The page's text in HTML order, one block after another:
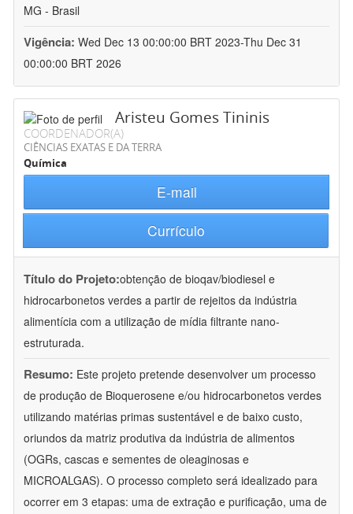
MG - Brasil
Vigência: Wed Dec 13 00:00:00 BRT 2023-Thu Dec 31
00:00:00 BRT 2026
Aristeu Gomes Tininis
COORDENADOR(A)
CIÊNCIAS EXATAS E DA TERRA
Química
E-mail
Currículo
Título do Projeto:obtenção de bioqav/biodiesel e
hidrocarbonetos verdes a partir de rejeitos da indústria
alimentícia com a utilização de mídia filtrante nano-
estruturada.
Resumo: Este projeto pretende desenvolver um processo
de produção de Bioquerosene e/ou hidrocarbonetos verdes
utilizando matérias primas sustentável e de baixo custo,
oriundos da matriz produtiva da indústria de alimentos
(OGRs, cascas e sementes de oleaginosas e
MICROALGAS). O processo completo será idealizado para
ocorrer em 3 etapas: uma de extração e purificação, uma de